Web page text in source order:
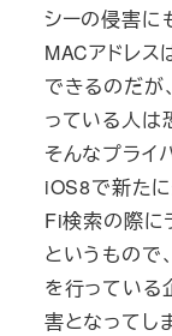
シーの侵害に
MACアドレ
できるのだが
っている人は
そんなプライ
iOS8で新た
Fi検索の際に
というもので
を行っている
害となってし